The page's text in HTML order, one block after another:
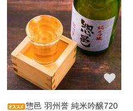
惣邑 羽州誉 純米吟醸720